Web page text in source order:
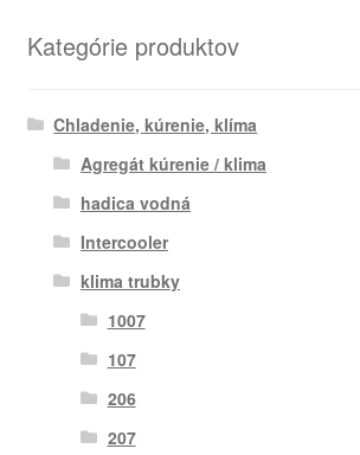
Kategórie produktov
Chladenie, kúrenie, klíma
Agregát kúrenie / klima
hadica vodná
Intercooler
klima trubky
1007
107
206
207